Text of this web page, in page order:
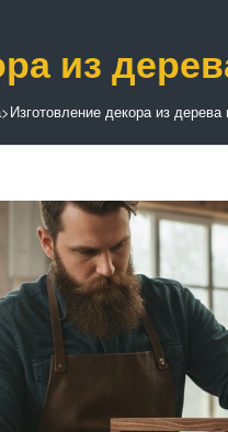
из
>Изготовление декора из